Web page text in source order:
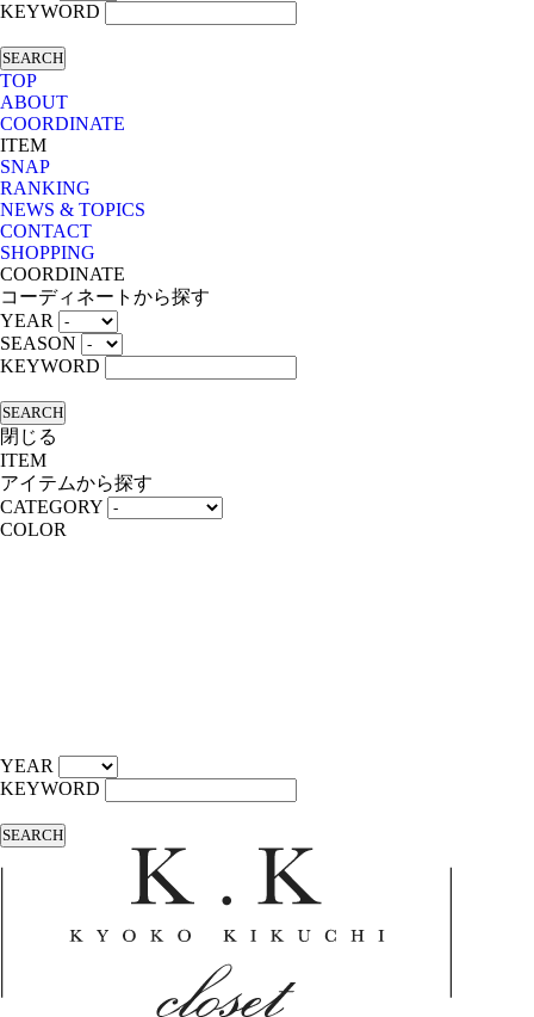
KEYWORD
SEARCH
TOP
ABOUT
COORDINATE
ITEM
SNAP
RANKING
NEWS & TOPICS
CONTACT
SHOPPING
COORDINATE
コーディネートから探す
YEAR
SEASON
KEYWORD
SEARCH
閉じる
ITEM
アイテムから探す
CATEGORY
COLOR
YEAR
KEYWORD
SEARCH